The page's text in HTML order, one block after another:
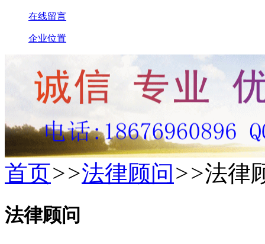
在线留言
企业位置
首页>>法律顾问>>法律
法律顾问